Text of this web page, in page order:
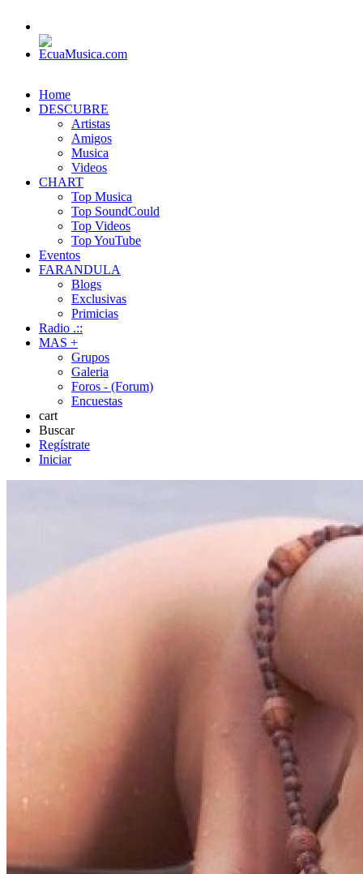
Home
DESCUBRE
Artistas
Amigos
Musica
Videos
CHART
Top Musica
Top SoundCould
Top Videos
Top YouTube
Eventos
FARANDULA
Blogs
Exclusivas
Primicias
Radio .::
MAS +
Grupos
Galeria
Foros - (Forum)
Encuestas
cart
Buscar
Regístrate
Iniciar